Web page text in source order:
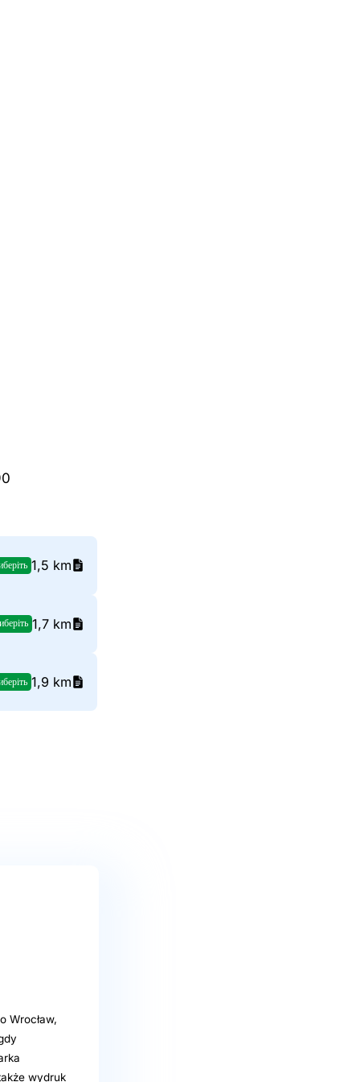
1,5 km
1,7 km
1,9 km
Wrocław,
wydruk